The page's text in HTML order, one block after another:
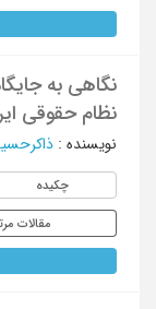
نگاهی به
نظام حقوقی
نویسنده :
چکیده
مقالات